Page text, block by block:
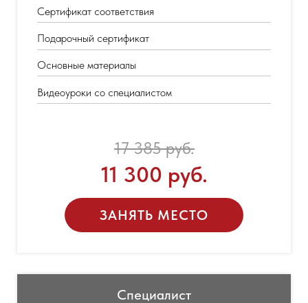
ЗАНЯТЬ МЕСТО
11 300 руб.
17 385 руб.
Специалист
Сертификат соответствия
Подарочный сертификат
Основные материалы
Видеоуроки со специалистом